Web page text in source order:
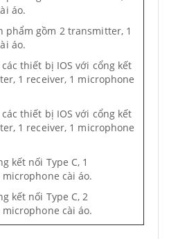
áo.
phẩm gồm 2 transmitter, 1
áo.
thiết bị IOS với cổng kết
1 receiver, 1 microphone
thiết bị IOS với cổng kết
1 receiver, 1 microphone
kết nối Type C, 1
cài áo.
kết nối Type C, 2
cài áo.